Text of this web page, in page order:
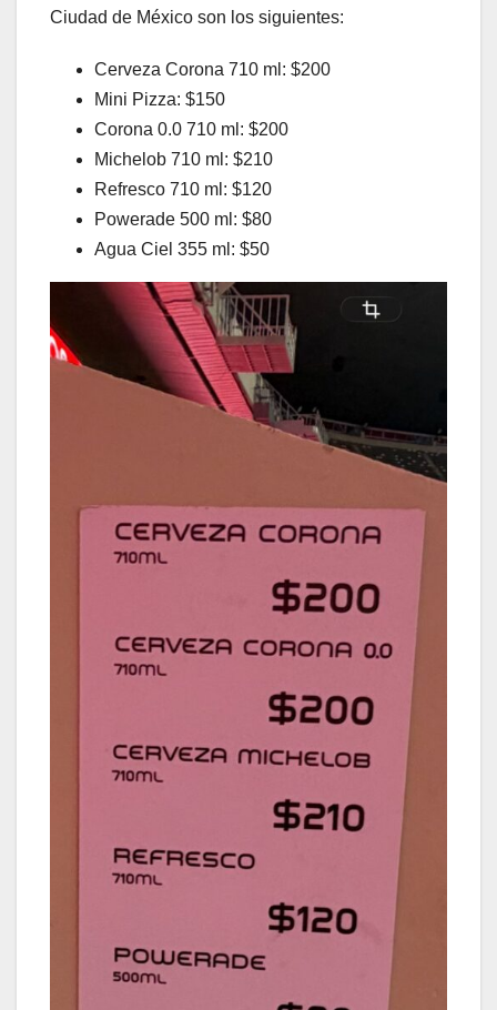
Ciudad de México son los siguientes:
Cerveza Corona 710 ml: $200
Mini Pizza: $150
Corona 0.0 710 ml: $200
Michelob 710 ml: $210
Refresco 710 ml: $120
Powerade 500 ml: $80
Agua Ciel 355 ml: $50